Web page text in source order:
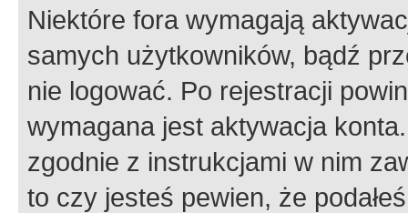
Niektóre fora wymagają
samych użytkowników, bądź
nie logować. Po rejestracji
wymagana jest aktywacja
zgodnie z instrukcjami w nim
to czy jesteś pewien, że